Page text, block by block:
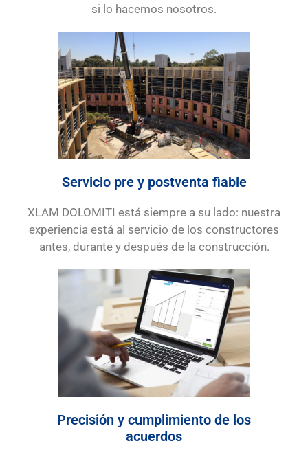
si lo hacemos nosotros.
Servicio pre y postventa fiable
XLAM DOLOMITI está siempre a su lado: nuestra
experiencia está al servicio de los constructores
antes, durante y después de la construcción.
Precisión y cumplimiento de los
acuerdos